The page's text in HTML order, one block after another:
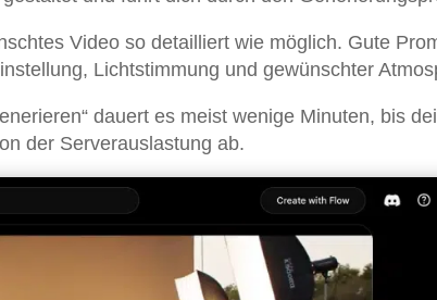
Video so detailliert wie möglich. Gute
Lichtstimmung und gewünschter
dauert es meist wenige Minuten, bis
der Serverauslastung ab.